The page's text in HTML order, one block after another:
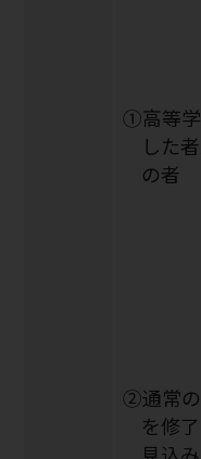
①高等学
した
の者
②通常の
を修
見込